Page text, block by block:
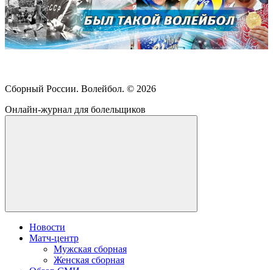
Сборный России. Волейбол. © 2026
Онлайн-журнал для болельщиков
Новости
Матч-центр
Мужская сборная
Женская сборная